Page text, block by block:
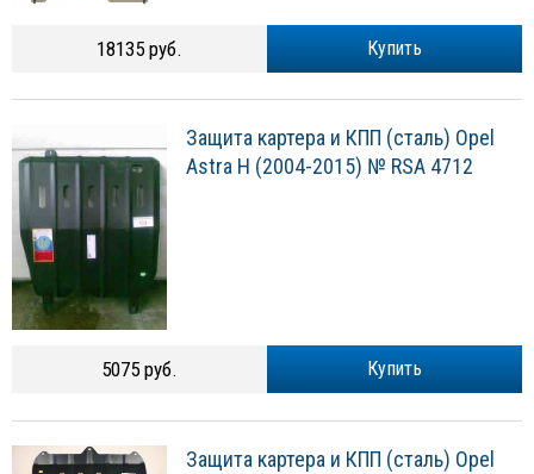
Купить
18135 руб.
Защита картера и КПП (сталь) Opel
Astra H (2004-2015) № RSA 4712
Купить
5075 руб.
Защита картера и КПП (сталь) Opel